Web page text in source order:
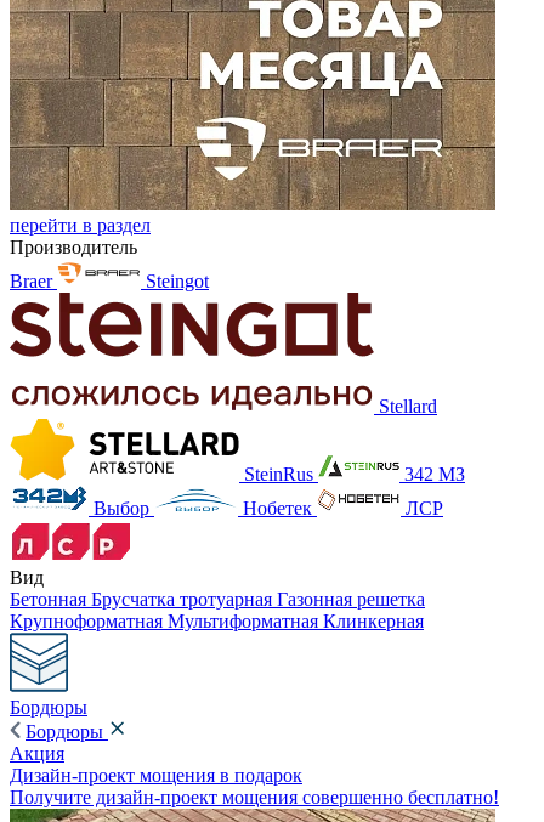
перейти в раздел
Производитель
Braer
Steingot
Stellard
SteinRus
342 МЗ
Выбор
Нобетек ЛСР
Вид
Бетонная Брусчатка тротуарная Газонная решетка
Крупноформатная Мультиформатная Клинкерная
Бордюры
Бордюры
Акция
Дизайн-проект мощения в подарок
Получите дизайн-проект мощения совершенно бесплатно!